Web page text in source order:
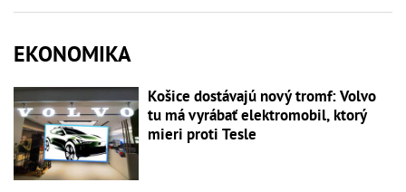
EKONOMIKA
Košice dostávajú nový tromf: Volvo
tu má vyrábať elektromobil, ktorý
mieri proti Tesle